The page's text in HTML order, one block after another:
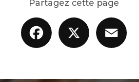
Partagez cette page
Facebook